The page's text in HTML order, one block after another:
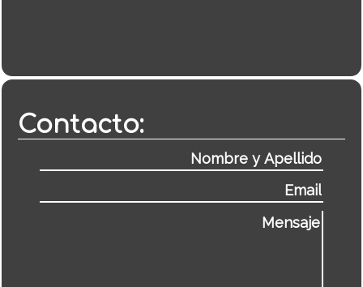
Contacto: